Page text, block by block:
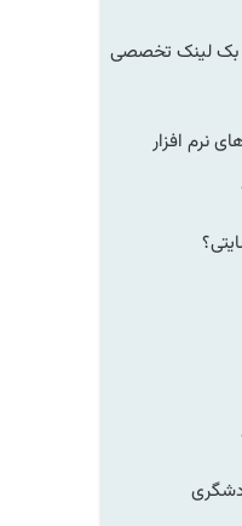
لینک تخصصی
نرم افزار